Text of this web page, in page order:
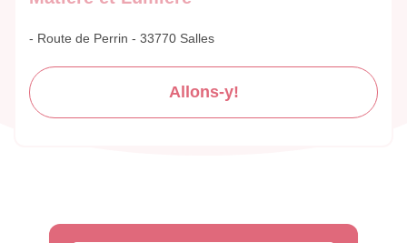
- Route de Perrin - 33770 Salles
Allons-y!